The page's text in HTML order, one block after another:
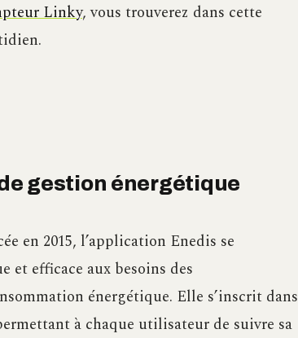
Linky, vous trouverez dans cette
gestion énergétique
en 2015, l’application Enedis se
et efficace aux besoins des
énergétique. Elle s’inscrit dans
à chaque utilisateur de suivre sa